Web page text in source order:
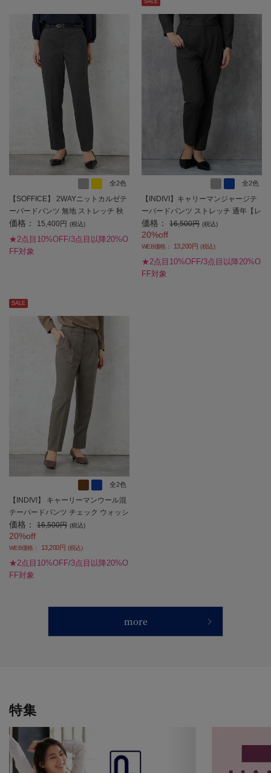
全2色
【SOFFICE】 2WAYニットカルゼテ
ーパードパンツ 無地 ストレッチ 秋
冬 【レディース】
価格： 15,400円 (税込)
★2点目10%OFF/3点目以降20%O
FF対象
SALE
全2色
【INDIVI】キャリーマンジャージテ
ーパードパンツ ストレッチ 通年【レ
ディース】
価格： 16,500円 (税込)
20%off
WEB価格： 13,200円 (税込)
★2点目10%OFF/3点目以降20%O
FF対象
SALE
全2色
【INDIVI】 キャーリーマンウール混
テーパードパンツ チェック ウォッシ
ャブル 秋冬 【レディース】
価格： 16,500円 (税込)
20%off
WEB価格： 13,200円 (税込)
★2点目10%OFF/3点目以降20%O
FF対象
more
特集